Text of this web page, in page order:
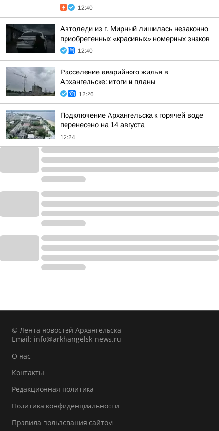
12:40
Автоледи из г. Мирный лишилась незаконно
приобретенных «красивых» номерных знаков
12:40
Расселение аварийного жилья в
Архангельске: итоги и планы
12:26
Подключение Архангельска к горячей воде
перенесено на 14 августа
12:24
© Лента новостей Архангельска
Email: info@arkhangelsk-news.ru
О нас
Контакты
Редакционная политика
Политика конфиденциальности
Правила пользования сайтом